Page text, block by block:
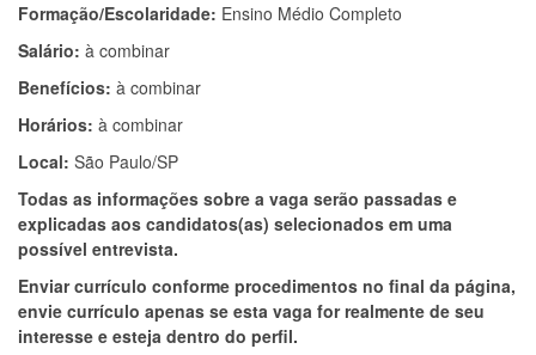
Formação/Escolaridade: Ensino Médio Completo
Salário: à combinar
Benefícios: à combinar
Horários: à combinar
Local: São Paulo/SP
Todas as informações sobre a vaga serão passadas e
explicadas aos candidatos(as) selecionados em uma
possível entrevista.
Enviar currículo conforme procedimentos no final da página,
envie currículo apenas se esta vaga for realmente de seu
interesse e esteja dentro do perfil.